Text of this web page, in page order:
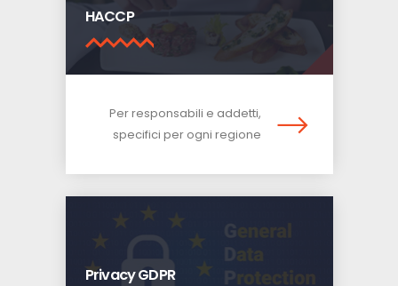
HACCP
Per responsabili e addetti,
specifici per ogni regione
Privacy GDPR